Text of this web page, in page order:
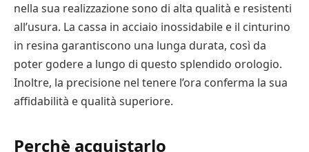
nella sua realizzazione sono di alta qualità e resistenti
all’usura. La cassa in acciaio inossidabile e il cinturino
in resina garantiscono una lunga durata, così da
poter godere a lungo di questo splendido orologio.
Inoltre, la precisione nel tenere l’ora conferma la sua
affidabilità e qualità superiore.
Perchè acquistarlo